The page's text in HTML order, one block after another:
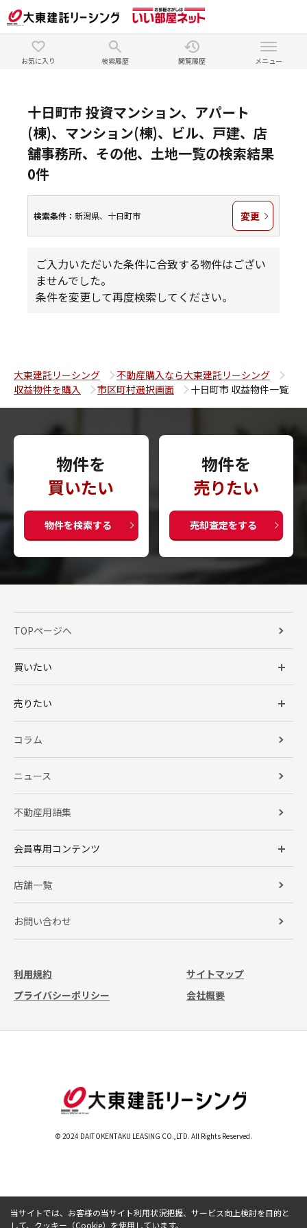
お気に入り 検索履歴 閲覧履歴 メニュー
十日町市 投資マンション、アパート
(棟)、マンション(棟)、ビル、戸建、店
舗事務所、その他、土地一覧の検索結果
0件
検索条件： 新潟県、十日町市 変更
ご入力いただいた条件に合致する物件はござい
ませんでした。
条件を変更して再度検索してください。
大東建託リーシング
不動産購入なら大東建託リーシング
収益物件を購入
市区町村選択画面 十日町市 収益物件一覧
物件を
買いたい
物件を検索する
物件を
売りたい
売却査定をする
TOPページへ
買いたい
売りたい
コラム
ニュース
不動産用語集
会員専用コンテンツ
店舗一覧
お問い合わせ
利用規約
サイトマップ
プライバシーポリシー
会社概要
© 2024 DAITOKENTAKU LEASING CO.,LTD. All Rights Reserved.
当サイトでは、お客様の当サイト利用状況把握、サービス向上検討を目的と
して、クッキー（Cookie）を使用しています。